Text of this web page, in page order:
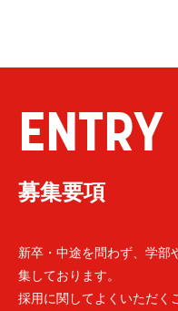
ENTRY
募集要項
新卒・中途を問わず、学部
集しております。
採用に関してよくいただく